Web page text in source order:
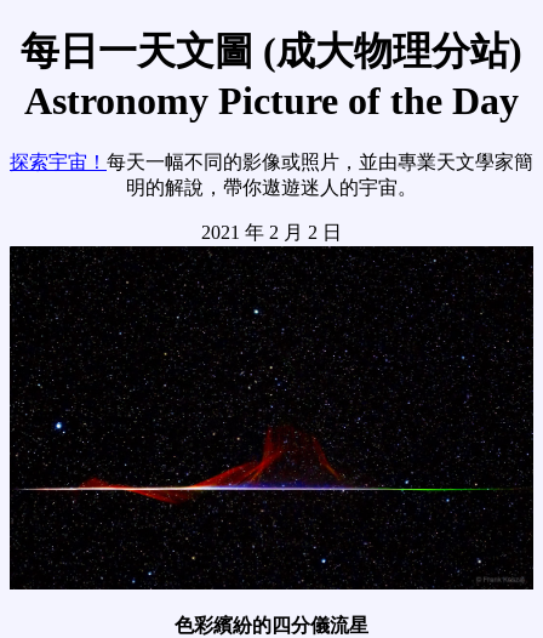
每日一天文圖 (成大物理分站)
Astronomy Picture of the Day
探索宇宙！ 每天一幅不同的影像或照片，並由專業天文學家簡
明的解說，帶你遨遊迷人的宇宙。
2021 年 2 月 2 日
色彩繽紛的四分儀流星